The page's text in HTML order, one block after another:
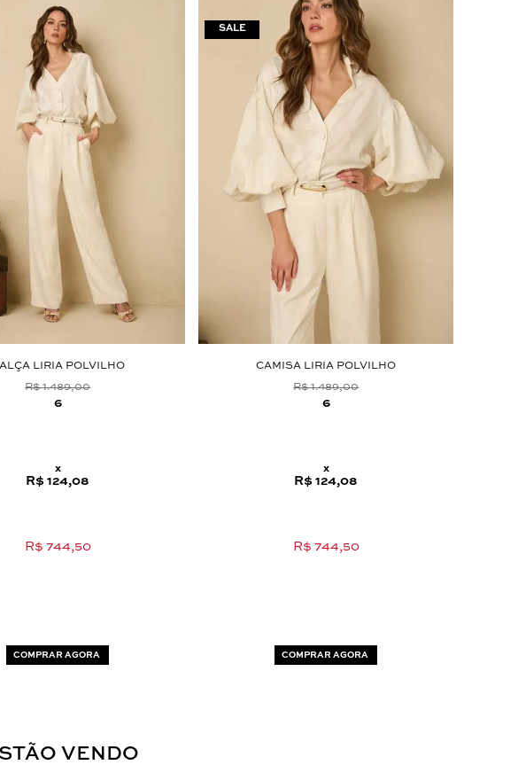
LIRIA POLVILHO
R$ 1.489,00
6
x
R$ 124,08
R$ 744,50
COMPRAR AGORA
CAMISA LIRIA POLVILHO
R$ 1.489,00
6
x
R$ 124,08
R$ 744,50
COMPRAR AGORA
VENDO